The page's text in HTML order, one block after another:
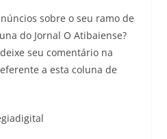
sobre o seu ramo de
do Jornal O Atibaiense?
seu comentário na
a esta coluna de